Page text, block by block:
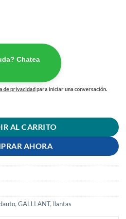
Chatea
de privacidadpara iniciar una conversación.
16 GALLANT cantidad
AL CARRITO
AHORA
,GALLLANT, llantas